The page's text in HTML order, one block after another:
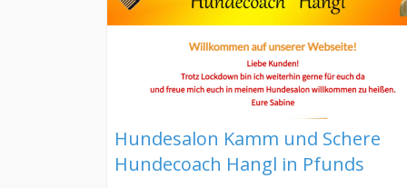
Hundesalon Kamm und Schere
Hundecoach Hangl in Pfunds